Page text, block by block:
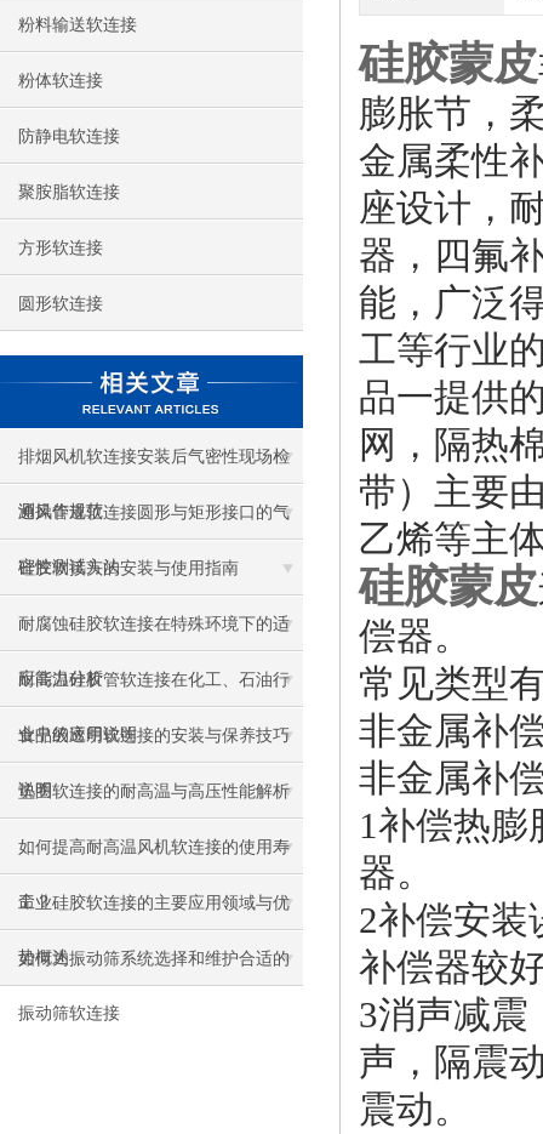
粉料输送软连接
粉体软连接
防静电软连接
聚胺脂软连接
方形软连接
圆形软连接
排烟风机软连接安装后气密性现场检
测操作规范
通风管道软连接圆形与矩形接口的气
密性测试方法
硅胶软接头的安装与使用指南
耐腐蚀硅胶软连接在特殊环境下的适
应能力分析
耐高温硅胶管软连接在化工、石油行
业中的应用说明
食品级透明软连接的安装与保养技巧
说明
垫圈软连接的耐高温与高压性能解析
如何提高耐高温风机软连接的使用寿
命？
工业硅胶软连接的主要应用领域与优
势概述
如何为振动筛系统选择和维护合适的
振动筛软连接
硅胶蒙皮
膨胀节，
金属柔性
座设计，
器，四氟
能，广泛
工等行业
品一提供
网，隔热
带）主要
乙烯等主
硅胶蒙皮
偿器。
常见类型
非金属补
非金属补
1补偿热
器。
2补偿安装
补偿器较
3消声减震
声，隔震
震动。